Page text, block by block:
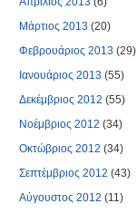
Μάρτιος 2013 (20)
Φεβρουάριος 2013 (29)
Ιανουάριος 2013 (55)
Δεκέμβριος 2012 (55)
Νοέμβριος 2012 (34)
Οκτώβριος 2012 (34)
Σεπτέμβριος 2012 (43)
Αύγουστος 2012 (11)